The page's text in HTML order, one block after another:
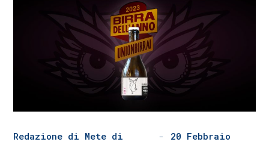
Redazione di Mete di
20 Febbraio